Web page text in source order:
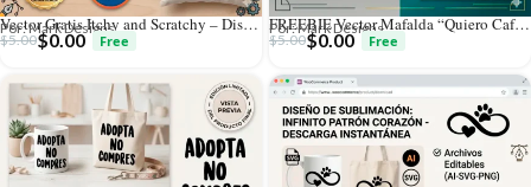
Vector Gratis Itchy and Scratchy – Diseño Vectorial para Sublimar
Por: Mark Designs
$5.00$0.00
FREEBIE Vector Mafalda “Quiero Cafééééé!” Gratis para Sublimación
Por: Mark Designs
$5.00$0.00